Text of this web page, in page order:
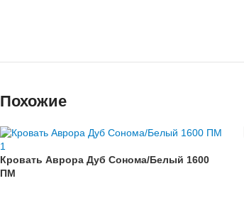
Похожие
Кровать Аврора Дуб Сонома/Белый 1600
ПМ